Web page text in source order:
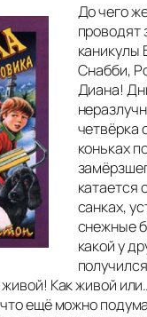
До чего
проводят
каникулы
Снабби,
Диана!
четвёрка
коньках
катается
санках,
снежные
какой у
Как живой
ещё можно